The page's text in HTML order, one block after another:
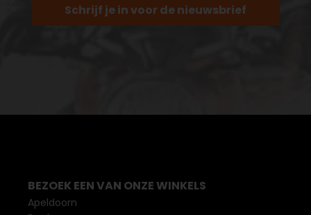
Schrijf je in voor de nieuwsbrief
BEZOEK EEN VAN ONZE WINKELS
Apeldoorn